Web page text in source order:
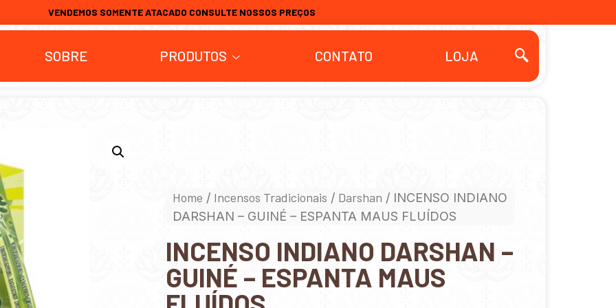
VENDEMOS SOMENTE ATACADO CONSULTE NOSSOS PREÇOS
SOBRE PRODUTOS CONTATO LOJA
Home / Incensos Tradicionais / Darshan / INCENSO INDIANO
DARSHAN – GUINÉ – ESPANTA MAUS FLUÍDOS
INCENSO INDIANO DARSHAN –
GUINÉ – ESPANTA MAUS